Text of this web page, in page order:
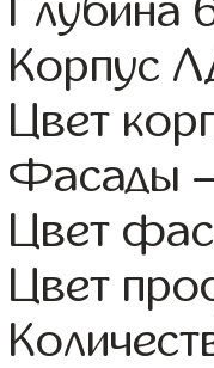
Глубина
Корпус
Цвет
Фасады
Цвет
Цвет